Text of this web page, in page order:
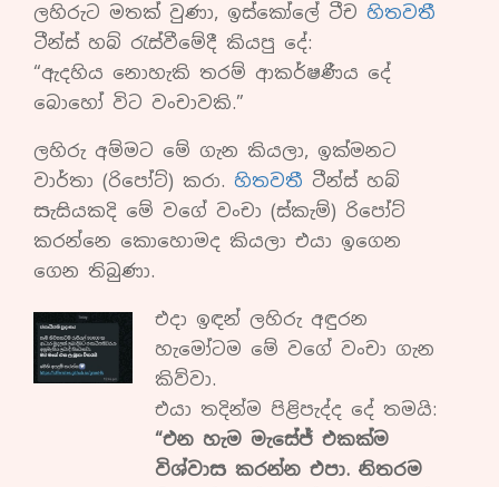
ලහිරුට මතක් වුණා, ඉස්කෝලේ ටීච හිතවතී
ටීන්ස් හබ් රැස්වීමේදී කියපු දේ:
“ඇදහිය නොහැකි තරම් ආකර්ෂණීය දේ
බොහෝ විට වංචාවකි.”
ලහිරු අම්මට මේ ගැන කියලා, ඉක්මනට
වාර්තා (රිපෝට්) කරා. හිතවතී ටීන්ස් හබ්
සැසියකදි මේ වගේ වංචා (ස්කැම්) රිපෝට්
කරන්නෙ කොහොමද කියලා එයා ඉගෙන
ගෙන තිබුණා.
එදා ඉඳන් ලහිරු අඳුරන
හැමෝටම මේ වගේ වංචා ගැන
කිව්වා.
එයා තදින්ම පිළිපැද්ද දේ තමයි:
“එන හැම මැසේජ් එකක්ම
විශ්වාස කරන්න එපා. නිතරම